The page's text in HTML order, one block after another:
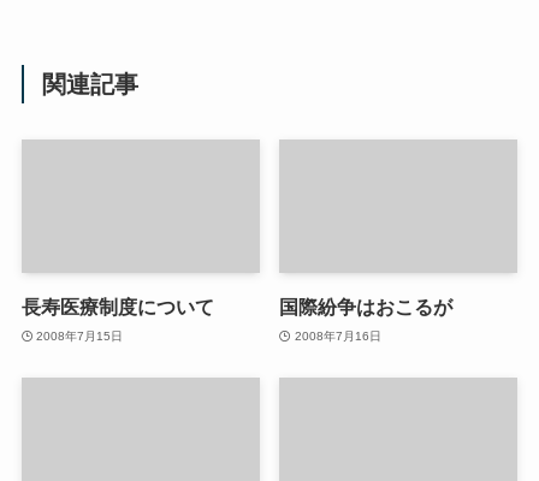
関連記事
長寿医療制度について
2008年7月15日
国際紛争はおこるが
2008年7月16日